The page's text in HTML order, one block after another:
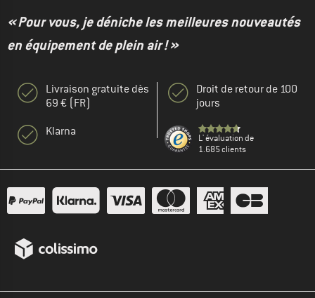
« Pour vous, je déniche les meilleures nouveautés
en équipement de plein air ! »
Livraison gratuite dès
69 € (FR)
Klarna
Droit de retour de 100
jours
L' évaluation de
1.685 clients